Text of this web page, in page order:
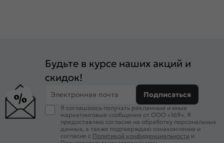
Будьте в курсе наших акций и
скидок!
Электронная почта Подписаться
Я соглашаюсь получать рекламные и иные
маркетинговые сообщения от ООО «169». Я
предоставляю согласие на обработку персональных
данных, а также подтверждаю ознакомление и
согласие с Политикой конфиденциальности и